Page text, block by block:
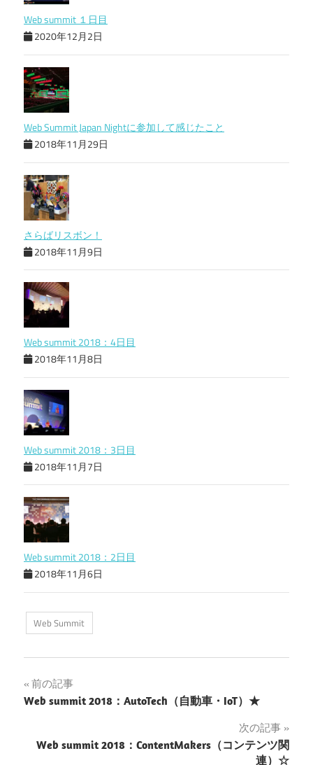
Web summit １日目
2020年12月2日
Web Summit Japan Nightに参加して感じたこと
2018年11月29日
さらばリスボン！
2018年11月9日
Web summit 2018：4日目
2018年11月8日
Web summit 2018：3日目
2018年11月7日
Web summit 2018：2日目
2018年11月6日
Web Summit
投
稿
ナ
前の記事
Web summit 2018：AutoTech（自動車・IoT）★
次の記事
Web summit 2018：ContentMakers（コンテンツ関
連）☆